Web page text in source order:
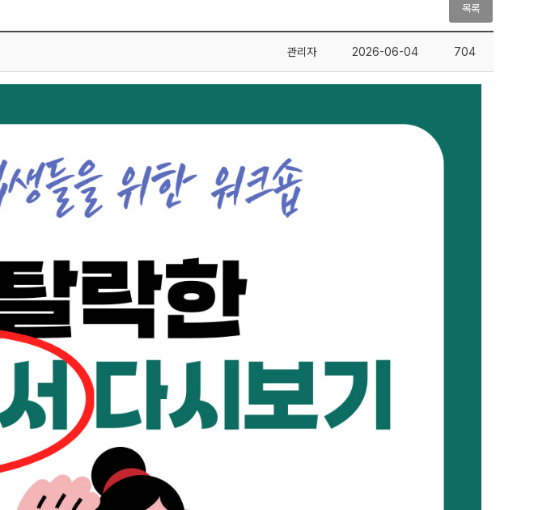
목록
관리자 2026-06-04 704